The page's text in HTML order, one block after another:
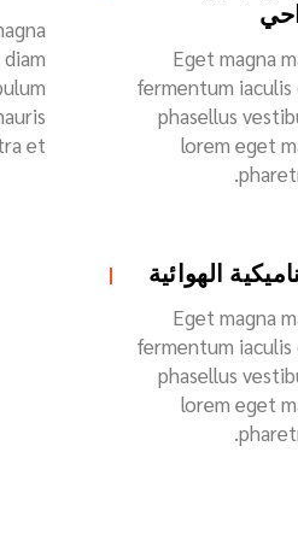
Eget magna
fermentum iaculis
phasellus
lorem eget
الهوائية
Eget magna
fermentum iaculis
phasellus
lorem eget
et.